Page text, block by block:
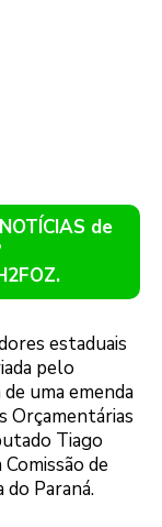
de
estaduais
pelo
uma emenda
Orçamentárias
Tiago
de
Paraná.